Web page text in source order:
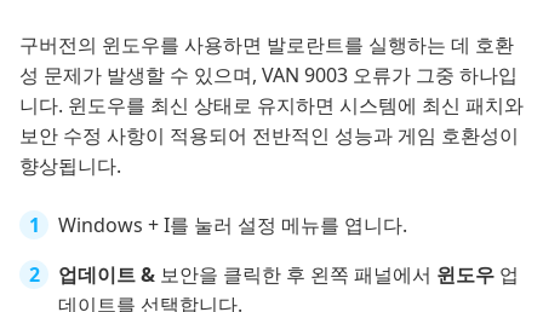
구버전의 윈도우를 사용하면 발로란트를 실행하는 데 호환
성 문제가 발생할 수 있으며, VAN 9003 오류가 그중 하나입
니다. 윈도우를 최신 상태로 유지하면 시스템에 최신 패치와
보안 수정 사항이 적용되어 전반적인 성능과 게임 호환성이
향상됩니다.
Windows + I를 눌러 설정 메뉴를 엽니다.
업데이트 & 보안을 클릭한 후 왼쪽 패널에서 윈도우 업
데이트를 선택합니다.